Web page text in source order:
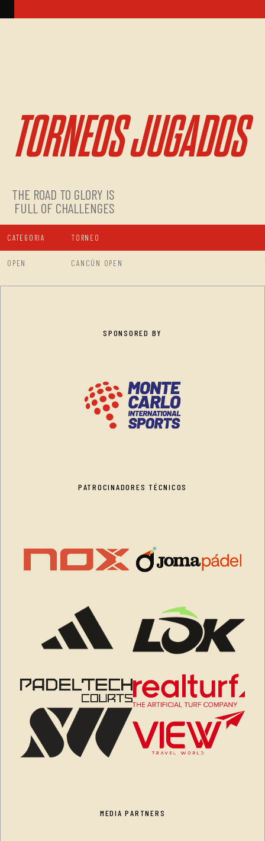
TORNEOS JUGADOS
THE ROAD TO GLORY IS
FULL OF CHALLENGES
CATEGORIA TORNEO
OPEN CANCÚN OPEN
SPONSORED BY
PATROCINADORES TÉCNICOS
MEDIA PARTNERS